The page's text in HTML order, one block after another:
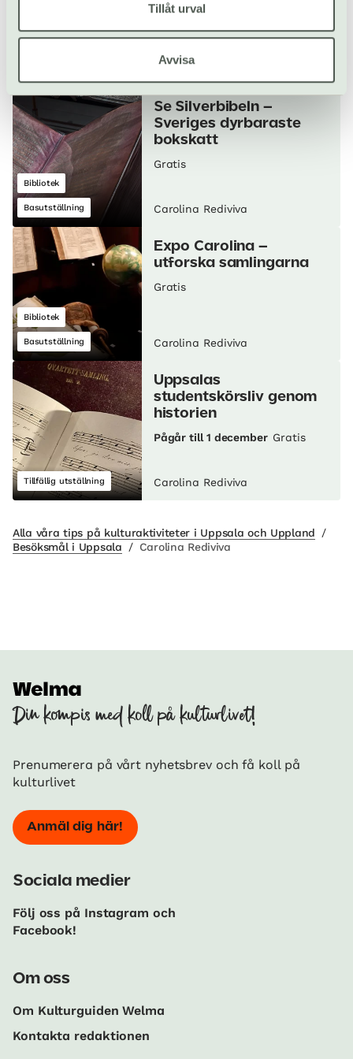
Tillåt urval
Avvisa
Bibliotek
Basutställning
Se Silverbibeln –
Sveriges dyrbaraste
bokskatt
Gratis
Carolina Rediviva
Bibliotek
Basutställning
Expo Carolina –
utforska samlingarna
Gratis
Carolina Rediviva
Tillfällig utställning
Uppsalas
studentskörsliv genom
historien
Pågår till 1 december Gratis
Carolina Rediviva
Alla våra tips på kulturaktiviteter i Uppsala och Uppland
/
Besöksmål i Uppsala
/ Carolina Rediviva
Din kompis med koll på kulturlivet!
Prenumerera på vårt nyhetsbrev och få koll på
kulturlivet
Anmäl dig här!
Sociala medier
Följ oss på Instagram och
Facebook!
Om oss
Om Kulturguiden Welma
Kontakta redaktionen